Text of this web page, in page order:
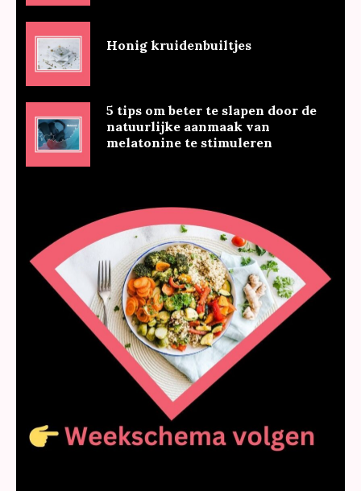
Honig kruidenbuiltjes
5 tips om beter te slapen door de
natuurlijke aanmaak van
melatonine te stimuleren